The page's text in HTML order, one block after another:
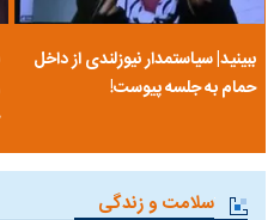
مرصاد و الهیات سیاسی مجاهدین